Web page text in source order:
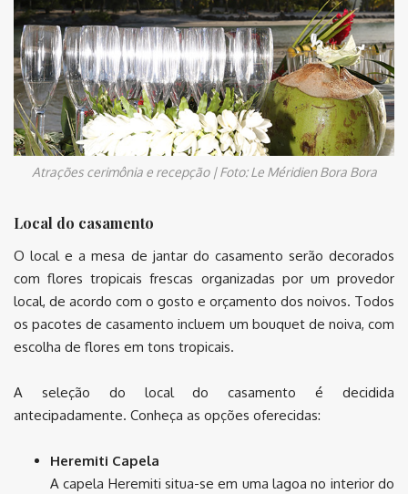
Atrações cerimônia e recepção | Foto: Le Méridien Bora Bora
Local do casamento
O local e a mesa de jantar do casamento serão decorados
com flores tropicais frescas organizadas por um provedor
local, de acordo com o gosto e orçamento dos noivos. Todos
os pacotes de casamento incluem um bouquet de noiva, com
escolha de flores em tons tropicais.
A seleção do local do casamento é decidida
antecipadamente. Conheça as opções oferecidas:
Heremiti Capela
A capela Heremiti situa-se em uma lagoa no interior do